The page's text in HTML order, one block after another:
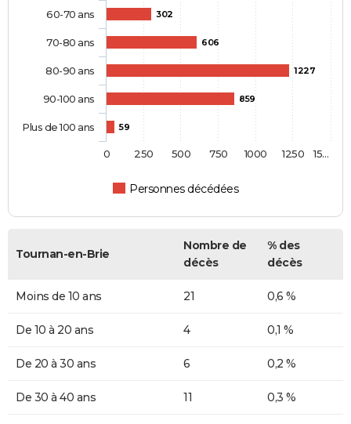
302
606
1227
859
59
Personnes décédées
60-70 ans
70-80 ans
80-90 ans
90-100 ans
Plus de 100 ans
0 250 500 750 1000 1250 15…
Tournan-en-Brie
Nombre de
décès
% des
décès
Moins de 10 ans 21 0,6 %
De 10 à 20 ans 4 0,1 %
De 20 à 30 ans 6 0,2 %
De 30 à 40 ans 11 0,3 %